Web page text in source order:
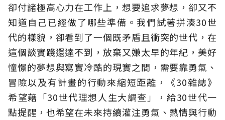
卻付諸極高心力在工作上，想要追求夢想，卻又不
知道自己已經做了哪些準備。我們試著拼湊30世
代的樣貌，卻看到了一個既矛盾且衝突的世代，在
這個談實踐還達不到，放棄又嫌太早的年紀，美好
憧憬的夢想與寫實冷酷的現實之間，需要靠勇氣、
冒險以及有計畫的行動來縮短距離，《30雜誌》
希望藉「30世代理想人生大調查」，給30世代一
點提醒，也希望在未來持續灌注勇氣、熱情與行動